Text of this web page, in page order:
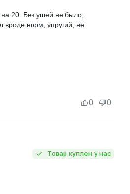
20. Без ушей не было,
вроде норм, упругий, не
0 0
Товар куплен у нас